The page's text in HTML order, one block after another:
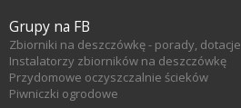
Grupy na FB
Zbiorniki na deszczówkę - porady, dotacje
Instalatorzy zbiorników na deszczówkę
Przydomowe oczyszczalnie ścieków
Piwniczki ogrodowe